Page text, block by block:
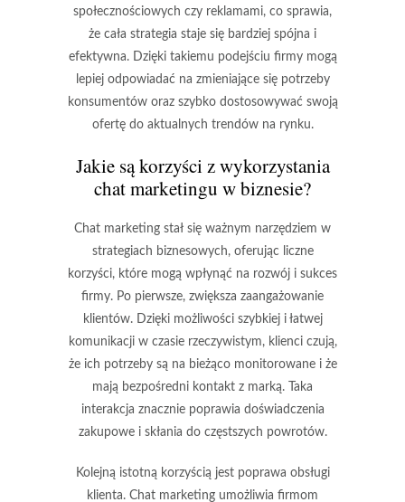
społecznościowych czy reklamami, co sprawia,
że cała strategia staje się bardziej spójna i
efektywna. Dzięki takiemu podejściu firmy mogą
lepiej odpowiadać na zmieniające się potrzeby
konsumentów oraz szybko dostosowywać swoją
ofertę do aktualnych trendów na rynku.
Jakie są korzyści z wykorzystania
chat marketingu w biznesie?
Chat marketing stał się ważnym narzędziem w
strategiach biznesowych, oferując liczne
korzyści, które mogą wpłynąć na rozwój i sukces
firmy. Po pierwsze, zwiększa zaangażowanie
klientów. Dzięki możliwości szybkiej i łatwej
komunikacji w czasie rzeczywistym, klienci czują,
że ich potrzeby są na bieżąco monitorowane i że
mają bezpośredni kontakt z marką. Taka
interakcja znacznie poprawia doświadczenia
zakupowe i skłania do częstszych powrotów.
Kolejną istotną korzyścią jest poprawa obsługi
klienta. Chat marketing umożliwia firmom